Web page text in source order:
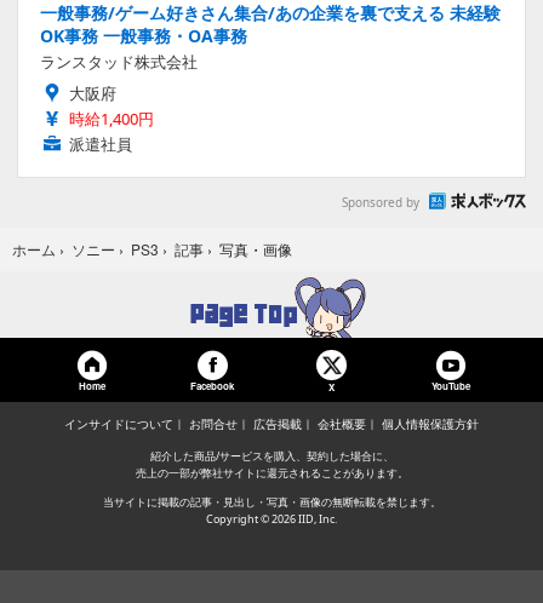
一般事務/ゲーム好きさん集合/あの企業を裏で支える 未経験
OK事務 一般事務・OA事務
ランスタッド株式会社
大阪府
時給1,400円
派遣社員
Sponsored by
ホーム › ソニー › PS3 › 記事 › 写真・画像
Home Facebook X YouTube
インサイドについて お問合せ 広告掲載 会社概要 個人情報保護方針
紹介した商品/サービスを購入、契約した場合に、
売上の一部が弊社サイトに還元されることがあります。
当サイトに掲載の記事・見出し・写真・画像の無断転載を禁じます。
Copyright © 2026 IID, Inc.